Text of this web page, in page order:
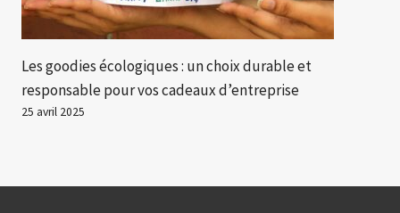
Les goodies écologiques : un choix durable et
responsable pour vos cadeaux d’entreprise
25 avril 2025